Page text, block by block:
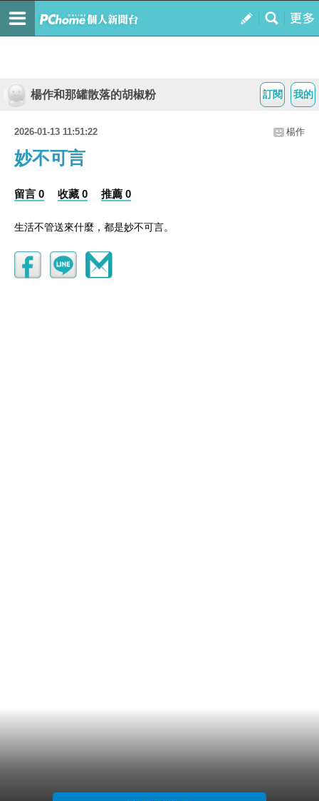
我的
訂閱
楊作和那罐散落的胡椒粉
2026-01-13 11:51:22 楊作
妙不可言
留言 0 收藏 0 推薦 0
生活不管送來什麼，都是妙不可言。